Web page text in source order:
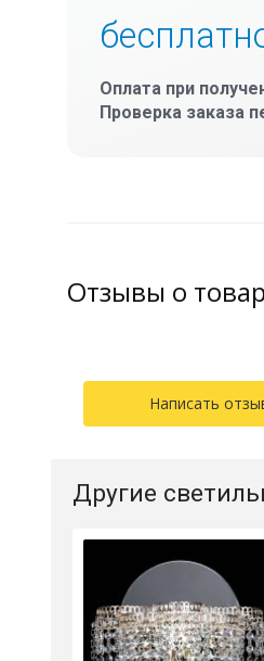
Оплата при
Проверка заказа
Отзывы о
Написать
Другие